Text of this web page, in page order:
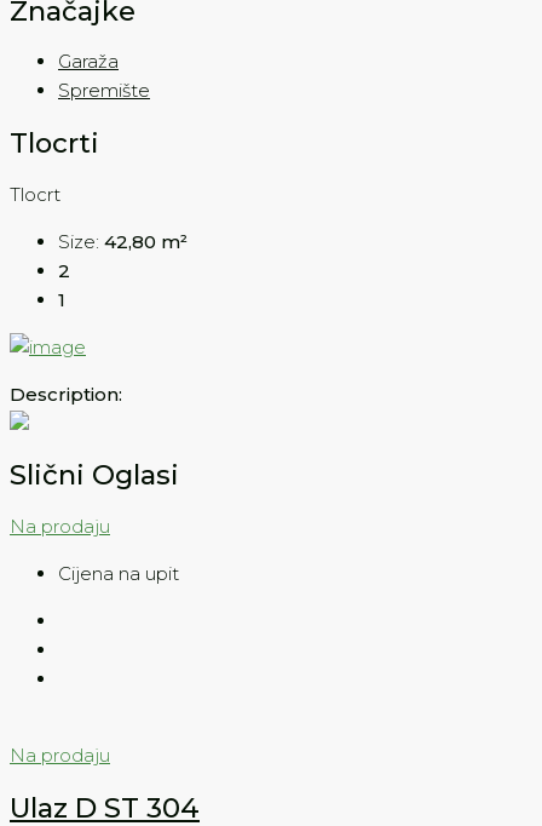
Značajke
Garaža
Spremište
Tlocrti
Tlocrt
Size: 42,80 m²
2
1
Description:
Slični Oglasi
Na prodaju
Cijena na upit
Na prodaju
Ulaz D ST 304